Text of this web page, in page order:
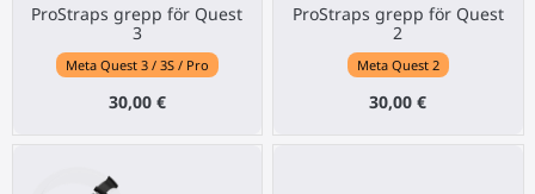
ProStraps grepp för Quest
3
Meta Quest 3 / 3S / Pro
30,00 €
ProStraps grepp för Quest
2
Meta Quest 2
30,00 €